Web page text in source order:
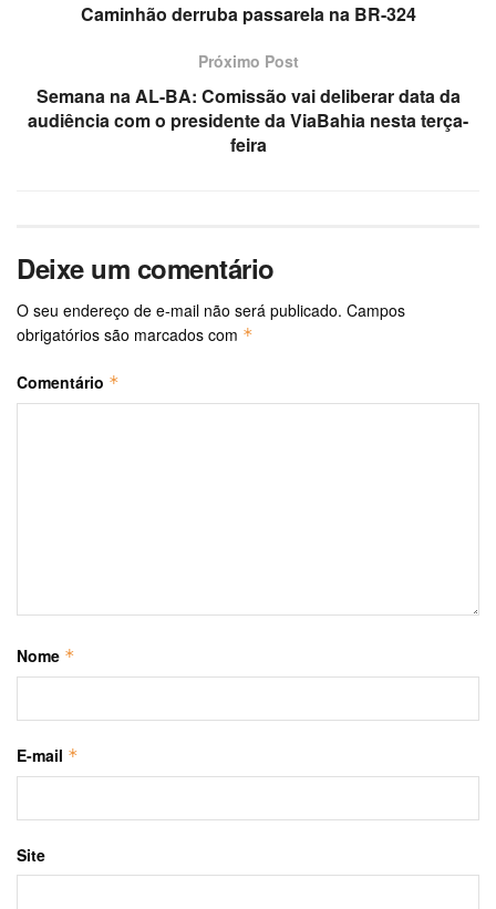
Caminhão derruba passarela na BR-324
Próximo Post
Semana na AL-BA: Comissão vai deliberar data da
audiência com o presidente da ViaBahia nesta terça-
feira
Deixe um comentário
O seu endereço de e-mail não será publicado. Campos
obrigatórios são marcados com *
Comentário *
Nome *
E-mail *
Site